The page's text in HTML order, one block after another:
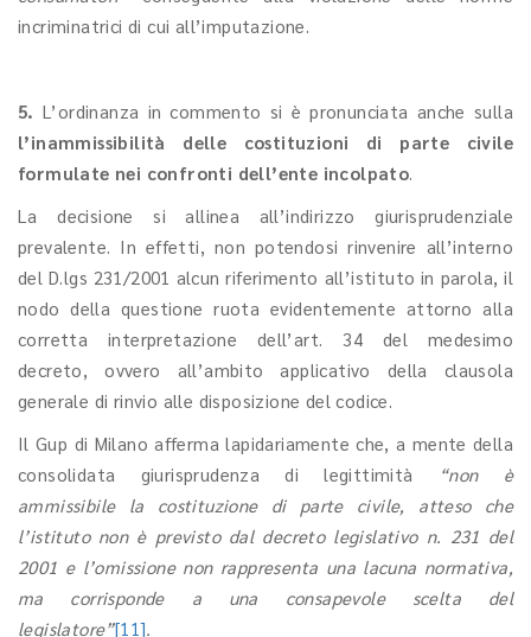
incriminatrici di cui all’imputazione.
5. L’ordinanza in commento si è pronunciata anche sulla
l’inammissibilità delle costituzioni di parte civile
formulate nei confronti dell’ente incolpato.
La decisione si allinea all’indirizzo giurisprudenziale
prevalente. In effetti, non potendosi rinvenire all’interno
del D.lgs 231/2001 alcun riferimento all’istituto in parola, il
nodo della questione ruota evidentemente attorno alla
corretta interpretazione dell’art. 34 del medesimo
decreto, ovvero all’ambito applicativo della clausola
generale di rinvio alle disposizione del codice.
Il Gup di Milano afferma lapidariamente che, a mente della
consolidata giurisprudenza di legittimità
“non è
ammissibile la costituzione di parte civile, atteso che
l’istituto non è previsto dal decreto legislativo n. 231 del
2001 e l’omissione non rappresenta una lacuna normativa,
ma corrisponde a una consapevole scelta del
legislatore”[11].